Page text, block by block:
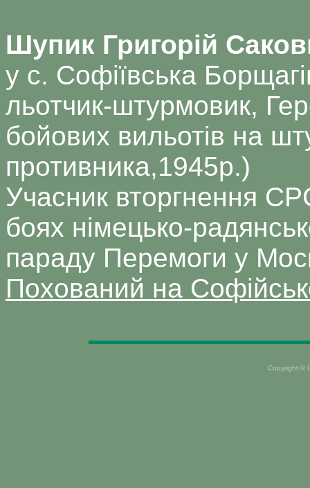
Шупик Григорій
у с. Софіївська
льотчик-штурмовик,
бойових вильотів на
противника,1945р.)
Учасник вторгнення
боях німецько-
параду Перемоги у
Похований на
Copyright ©